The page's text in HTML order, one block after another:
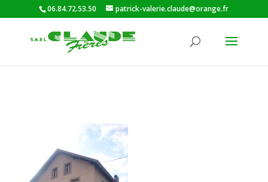
06.84.72.53.50 patrick-valerie.claude@orange.fr